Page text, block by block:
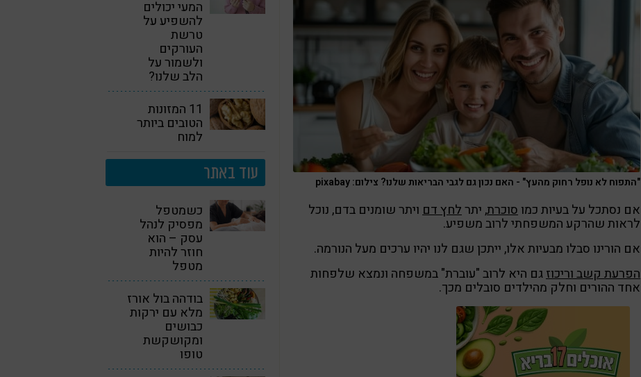
"התפוח לא נופל רחוק מהעץ" - האם נכון גם לגבי הבריאות שלנו? צילום: pixabay
אם נסתכל על בעיות כמוסוכרת, יתרלחץ דםויתר שומנים בדם, נוכל
לראות שהרקע המשפחתי לרוב משפיע.
אם הורינו סבלו מבעיות אלו, ייתכן שגם לנו יהיו ערכים מעל הנורמה.
הפרעת קשב וריכוזגם היא לרוב "עוברת" במשפחה ונמצא שלפחות
אחד ההורים וחלק מהילדים סובלים מכך.
המעי יכולים
להשפיע על
טרשת
העורקים
ולשמור על
הלב שלנו?
11 המזונות
הטובים ביותר
למוח
עוד באתר
כשמטפל
מפסיק לנהל
עסק – הוא
חוזר להיות
מטפל
בודהה בול אורז
מלא עם ירקות
כבושים
ומקושקשת
טופו